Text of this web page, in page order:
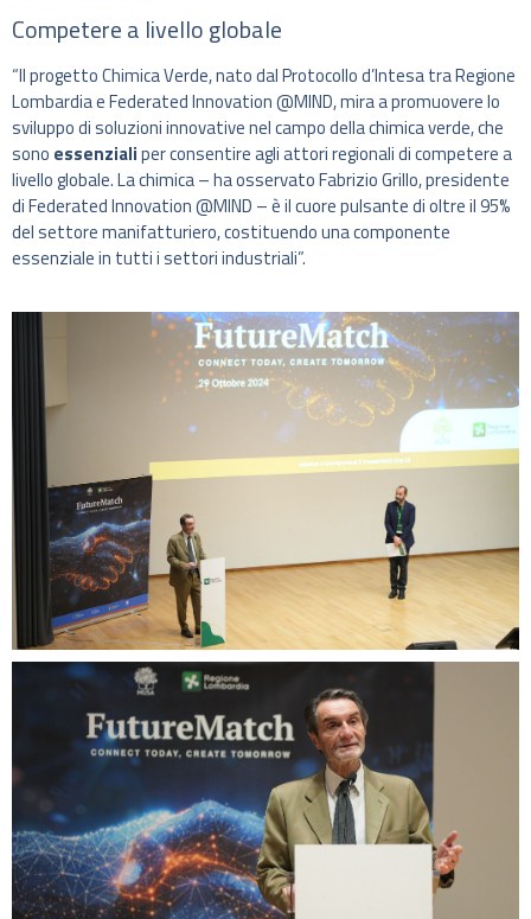
Competere a livello globale
“Il progetto Chimica Verde, nato dal Protocollo d’Intesa tra Regione
Lombardia e Federated Innovation @MIND, mira a promuovere lo
sviluppo di soluzioni innovative nel campo della chimica verde, che
sono essenzialiper consentire agli attori regionali di competere a
livello globale. La chimica – ha osservato Fabrizio Grillo, presidente
di Federated Innovation @MIND – è il cuore pulsante di oltre il 95%
del settore manifatturiero, costituendo una componente
essenziale in tutti i settori industriali”.